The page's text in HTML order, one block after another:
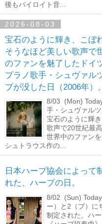
後もバイロイト音...
2026-08-03
宝石のように輝き、こぼ
そうなほど美しい歌声で
のファンを魅了したドイ
プラノ歌手・シュヴァル
プが没した日（2006年）。
8/03 (Mon)
手・シュヴァル
宝石のように輝
歌声で20世紀最
世界中のファン
シュトラウス作の...
日本ハープ協会によって
れた、ハープの日。
8/02 (Sun)
ー）と2（プ）に
制定された。ハ